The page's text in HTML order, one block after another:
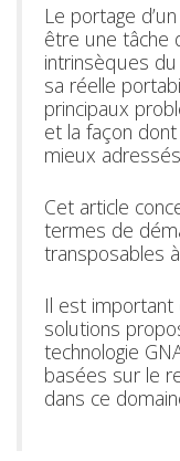
Le portage
être une tâche
intrinsèques
sa réelle
principaux
et la façon
mieux
Cet article
termes de
transposables
Il est important
solutions
technologie
basées sur le
dans ce